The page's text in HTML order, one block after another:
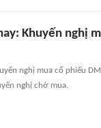
Khuyến nghị
nghị mua cổ phiếu
nghị chờ mua.